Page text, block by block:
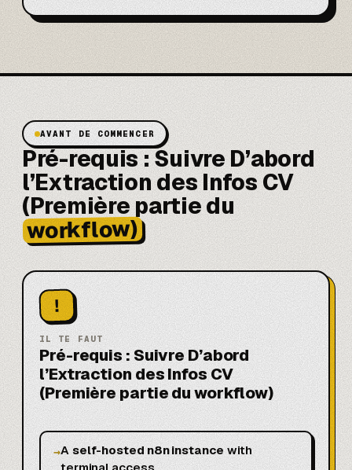
AVANT DE COMMENCER
Pré-requis : Suivre D’abord
l’Extraction des Infos CV
(Première partie du
workflow)
!
IL TE FAUT
Pré-requis : Suivre D’abord
l’Extraction des Infos CV
(Première partie du workflow)
→A self-hosted n8n instancewith